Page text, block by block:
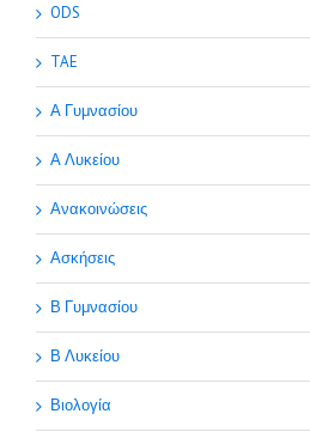
ODS
TAE
Α Γυμνασίου
Α Λυκείου
Ανακοινώσεις
Ασκήσεις
Β Γυμνασίου
Β Λυκείου
Βιολογία